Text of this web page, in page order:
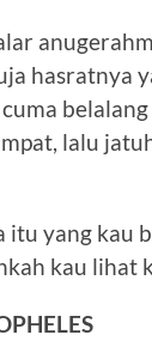
hasratnya
lalu
itu yang kau
kau lihat